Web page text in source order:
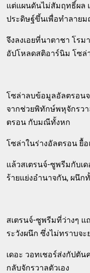
แต่แผนดันไม่สัมฤทธิ์ผล
ประดิษฐ์ขึ้นเพื่อทำลาย
จึงลงเอยที่นาตาชา โร
อัปโหลดสติอาร์นิม โซล่
โซล่าลบข้อมูลอัลตรอน
จากช่วยพิทักษ์พหุจักรวา
ตรอน กับมณีทั้งหก
โซล่าในร่างอัลตรอน ยื้
แล้วสเตรนจ์-ซูพรีมกับเ
ร้ายแย่งอำนาจกัน, ผนึก
สเตรนจ์-ซูพรีมที่ว่างๆ แ
ระวังผนึก ซึ่งไม่ทราบจ
เดอะ วอทเชอร์ส่งกัปตัน
กลับจักรวาลตัวเอง